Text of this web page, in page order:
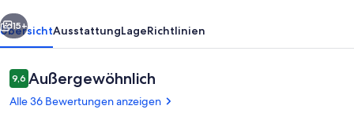
OT
Dolgenbrodt
Weiter
15+
ÜbersichtAusstattungLageRichtlinien
Bewertungen
9,69,6 von 10.
Außergewöhnlich
Alle 36 Bewertungen anzeigen